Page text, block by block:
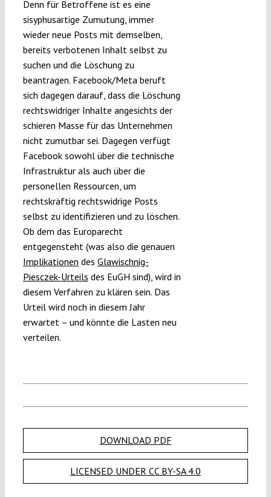
Denn für Betroffene ist es eine
sisyphusartige Zumutung, immer
wieder neue Posts mit demselben,
bereits verbotenen Inhalt selbst zu
suchen und die Löschung zu
beantragen. Facebook/Meta beruft
sich dagegen darauf, dass die Löschung
rechtswidriger Inhalte angesichts der
schieren Masse für das Unternehmen
nicht zumutbar sei. Dagegen verfügt
Facebook sowohl über die technische
Infrastruktur als auch über die
personellen Ressourcen, um
rechtskräftig rechtswidrige Posts
selbst zu identifizieren und zu löschen.
Ob dem das Europarecht
entgegensteht (was also die genauen
Implikationen des Glawischnig-
Piesczek-Urteils des EuGH sind), wird in
diesem Verfahren zu klären sein. Das
Urteil wird noch in diesem Jahr
erwartet – und könnte die Lasten neu
verteilen.
DOWNLOAD PDF
LICENSED UNDER CC BY-SA 4.0